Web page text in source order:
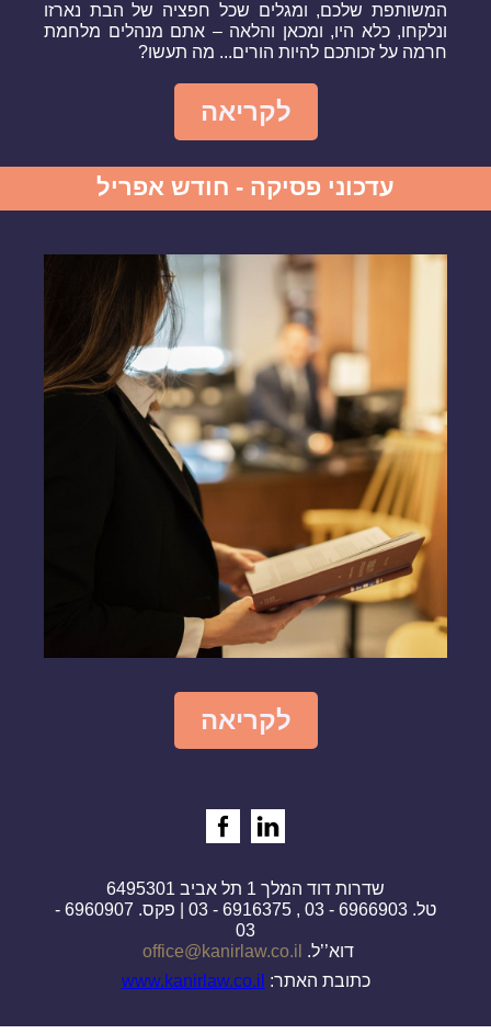
המשותפת שלכם, ומגלים שכל חפציה של הבת נארזו
ונלקחו, כלא היו, ומכאן והלאה – אתם מנהלים מלחמת
חרמה על זכותכם להיות הורים... מה תעשו?
לקריאה
עדכוני פסיקה - חודש אפריל
לקריאה
שדרות דוד המלך 1 תל אביב 6495301
טל. 6966903 - 03 , 6916375 - 03 | פקס. 6960907 -
03
דוא’’ל. office@kanirlaw.co.il
כתובת האתר: www.kanirlaw.co.il